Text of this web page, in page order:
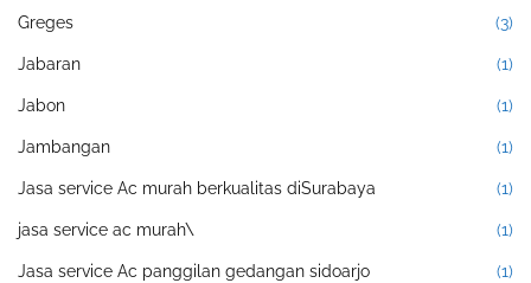
Greges (3)
Jabaran (1)
Jabon (1)
Jambangan (1)
Jasa service Ac murah berkualitas diSurabaya (1)
jasa service ac murah\ (1)
Jasa service Ac panggilan gedangan sidoarjo (1)